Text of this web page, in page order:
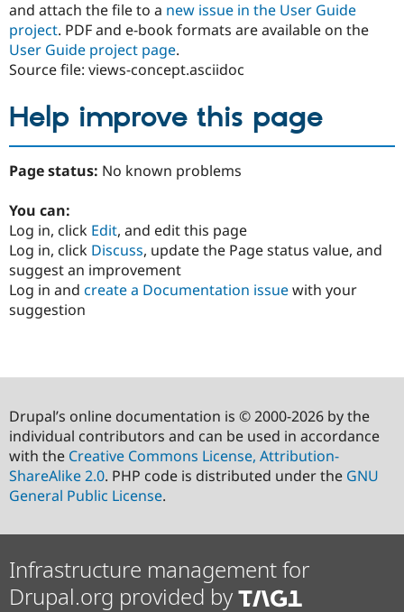
and attach the file to a new issue in the User Guide
project. PDF and e-book formats are available on the
User Guide project page.
Source file: views-concept.asciidoc
Help improve this page
Page status: No known problems
You can:
Log in, click Edit, and edit this page
Log in, click Discuss, update the Page status value, and
suggest an improvement
Log in and create a Documentation issuewith your
suggestion
Drupal’s online documentation is © 2000-2026 by the
individual contributors and can be used in accordance
with the Creative Commons License, Attribution-
ShareAlike 2.0. PHP code is distributed under the GNU
General Public License.
Infrastructure management for
Drupal.org provided by